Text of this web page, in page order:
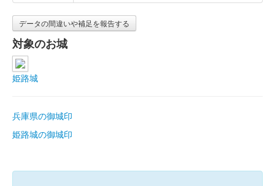
データの間違いや補足を報告する
対象のお城
姫路城
兵庫県の御城印
姫路城の御城印